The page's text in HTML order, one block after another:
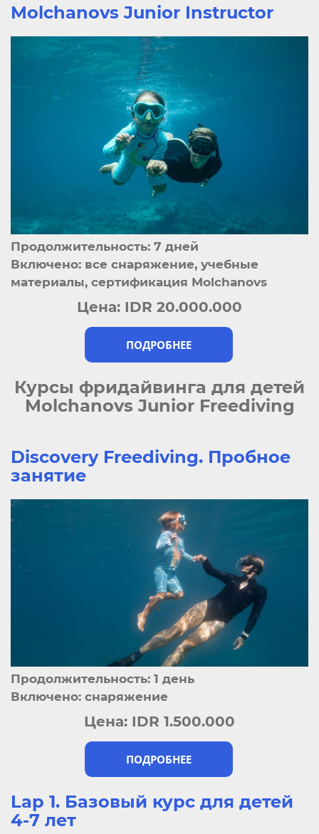
Molchanovs Junior Instructor
Продолжительность: 7 дней
Включено: все снаряжение, учебные
материалы, сертификация Molchanovs
ПОДРОБНЕЕ
Цена: IDR 20.000.000
Курсы фридайвинга для детей
Molchanovs Junior Freediving
Discovery Freediving. Пробное
занятие
Продолжительность: 1 день
Включено: снаряжение
ПОДРОБНЕЕ
Цена: IDR 1.500.000
Lap 1. Базовый курс для детей
4-7 лет